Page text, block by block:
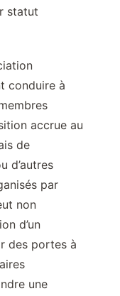
statut
conduire à
accrue au
de
d’autres
par
non
d’un
des portes à
une